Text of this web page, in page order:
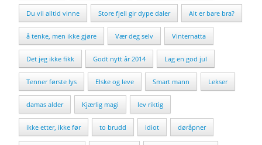
Du vil alltid vinne Store fjell gir dype daler Alt er bare bra?
å tenke, men ikke gjøre Vær deg selv Vinternatta
Det jeg ikke fikk Godt nytt år 2014 Lag en god jul
Tenner første lys Elske og leve Smart mann Lekser
damas alder Kjærlig magi lev riktig
ikke etter, ikke før to brudd idiot døråpner